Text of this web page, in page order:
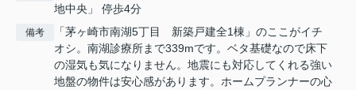
地中央」 停歩4分
備考
「茅ヶ崎市南湖5丁目 新築戸建全1棟」のここがイチ
オシ。南湖診療所まで339mです。ベタ基礎なので床下
の湿気も気になりません。地震にも対応してくれる強い
地盤の物件は安心感があります。ホームプランナーの心